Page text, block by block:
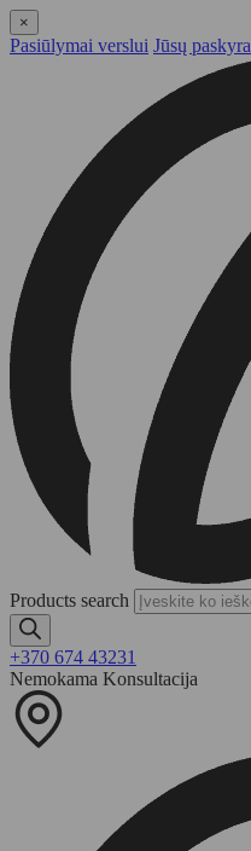
×
Pasiūlymai verslui Jūsų paskyra
Products search
+370 674 43231
Nemokama Konsultacija